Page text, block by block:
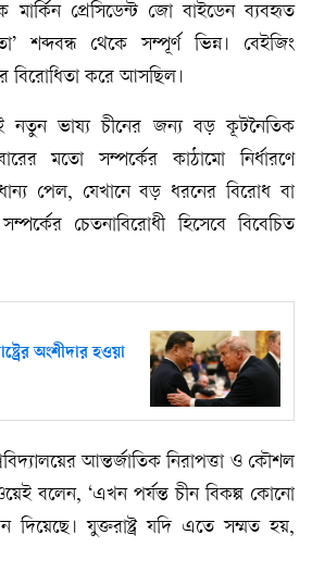
মার্কিন প্রেসিডেন্ট জো বাইডেন ব্যবহৃত
শব্দবন্ধ থেকে সম্পূর্ণ ভিন্ন। বেইজিং
বিরোধিতা করে আসছিল।
নতুন ভাষ্য চীনের জন্য বড় কূটনৈতিক
মতো সম্পর্কের কাঠামো নির্ধারণে
পেল, যেখানে বড় ধরনের বিরোধ বা
চেতনাবিরোধী হিসেবে বিবেচিত
অংশীদার হওয়া
আন্তর্জাতিক নিরাপত্তা ও কৌশল
বলেন, ‘এখন পর্যন্ত চীন বিকল্প কোনো
যুক্তরাষ্ট্র যদি এতে সম্মত হয়,